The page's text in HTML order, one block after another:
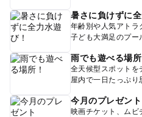
暑さに負けずに
年齢別や人気アトラ
子ども大満足のプー
雨でも遊べる場所
全天候型スポットを
屋内で一日たっぷり
今月のプレゼント
映画チケット、ムビ